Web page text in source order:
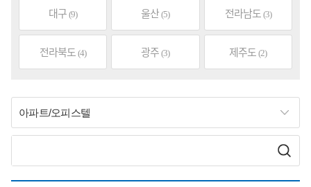
대구 (9) 울산 (5) 전라남도 (3)
전라북도 (4) 광주 (3) 제주도 (2)
아파트/오피스텔